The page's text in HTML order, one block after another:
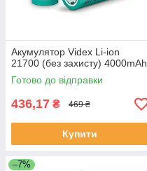
Акумулятор Videx Li-ion
21700 (без захисту) 4000mAh
Готово до відправки
436,17 ₴ 469 ₴
Купити
–7%